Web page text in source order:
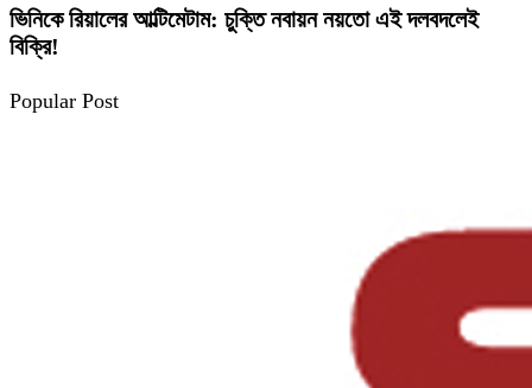
ভিনিকে রিয়ালের আল্টিমেটাম: চুক্তি নবায়ন নয়তো এই দলবদলেই
বিক্রি!
Popular Post